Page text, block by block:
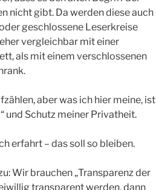
nicht gibt. Da werden diese auch
geschlossene Leserkreise
vergleichbar mit einer
als mit einem verschlossenen
aber was ich hier meine, ist
und Schutz meiner Privatheit.
erfahrt – das soll so bleiben.
Wir brauchen „Transparenz der
transparent werden, dann